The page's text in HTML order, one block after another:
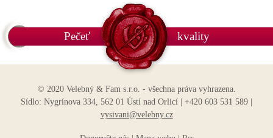
Pečeť kvality
© 2020 Velebný & Fam s.r.o. - všechna práva vyhrazena.
Sídlo: Nygrínova 334, 562 01 Ústí nad Orlicí | +420 603 531 589 |
vysivani@velebny.cz